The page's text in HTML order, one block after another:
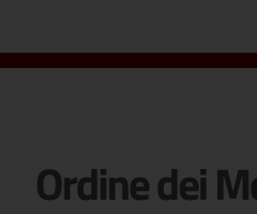
Ordine dei